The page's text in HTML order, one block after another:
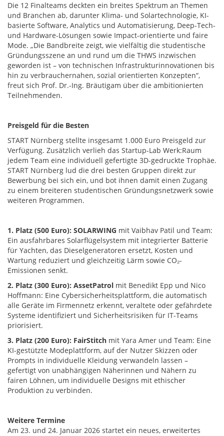
Die 12 Finalteams deckten ein breites Spektrum an Themen
und Branchen ab, darunter Klima- und Solartechnologie, KI-
basierte Software, Analytics und Automatisierung, Deep-Tech-
und Hardware-Lösungen sowie Impact-orientierte und faire
Mode. „Die Bandbreite zeigt, wie vielfältig die studentische
Gründungsszene an und rund um die THWS inzwischen
geworden ist – von technischen Infrastrukturinnovationen bis
hin zu verbrauchernahen, sozial orientierten Konzepten“,
freut sich Prof. Dr.-Ing. Bräutigam über die ambitionierten
Teilnehmenden.
Preisgeld für die Besten
START Nürnberg stellte insgesamt 1.000 Euro Preisgeld zur
Verfügung. Zusätzlich verlieh das Startup-Lab Werk:Raum
jedem Team eine individuell gefertigte 3D-gedruckte Trophäe.
START Nürnberg lud die drei besten Gruppen direkt zur
Bewerbung bei sich ein, und bot ihnen damit einen Zugang
zu einem breiteren studentischen Gründungsnetzwerk sowie
weiteren Programmen.
1. Platz (500 Euro): SOLARWING mit Vaibhav Patil und Team:
Ein ausfahrbares Solarflügelsystem mit integrierter Batterie
für Yachten, das Dieselgeneratoren ersetzt, Kosten und
Wartung reduziert und gleichzeitig Lärm sowie CO₂-
Emissionen senkt.
2. Platz (300 Euro): AssetPatrol mit Benedikt Epp und Nico
Hoffmann: Eine Cybersicherheitsplattform, die automatisch
alle Geräte im Firmennetz erkennt, veraltete oder gefährdete
Systeme identifiziert und Sicherheitsrisiken für IT-Teams
priorisiert.
3. Platz (200 Euro): FairStitch mit Yara Amer und Team: Eine
KI-gestützte Modeplattform, auf der Nutzer Skizzen oder
Prompts in individuelle Kleidung verwandeln lassen –
gefertigt von unabhängigen Näherinnen und Nähern zu
fairen Löhnen, um individuelle Designs mit ethischer
Produktion zu verbinden.
Weitere Termine
Am 23. und 24. Januar 2026 startet ein neues, erweitertes